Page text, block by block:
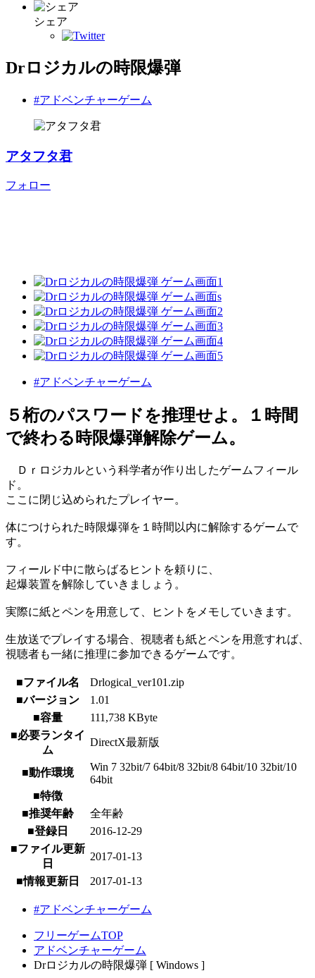
シェア
Drロジカルの時限爆弾
#アドベンチャーゲーム
アタフタ君
フォロー
#アドベンチャーゲーム
５桁のパスワードを推理せよ。１時間
で終わる時限爆弾解除ゲーム。
Ｄｒロジカルという科学者が作り出したゲームフィール
ド。
ここに閉じ込められたプレイヤー。
体につけられた時限爆弾を１時間以内に解除するゲームで
す。
フィールド中に散らばるヒントを頼りに、
起爆装置を解除していきましょう。
実際に紙とペンを用意して、ヒントをメモしていきます。
生放送でプレイする場合、視聴者も紙とペンを用意すれば、
視聴者も一緒に推理に参加できるゲームです。
■ファイル名
Drlogical_ver101.zip
■バージョン
1.01
■容量
111,738 KByte
■必要ランタイ
ム
DirectX最新版
■動作環境
Win 7 32bit/7 64bit/8 32bit/8 64bit/10 32bit/10
64bit
■特徴
■推奨年齢
全年齢
■登録日
2016-12-29
■ファイル更新
日
2017-01-13
■情報更新日 2017-01-13
#アドベンチャーゲーム
フリーゲームTOP
アドベンチャーゲーム
Drロジカルの時限爆弾 [ Windows ]